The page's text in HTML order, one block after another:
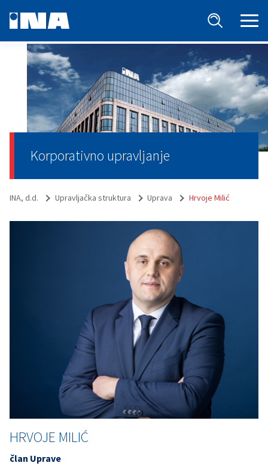
Korporativno upravljanje
INA, d.d. Upravljačka struktura Uprava Hrvoje Milić
HRVOJE MILIĆ
član Uprave